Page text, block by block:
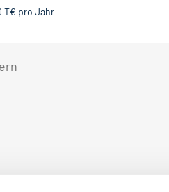
T€ pro Jahr